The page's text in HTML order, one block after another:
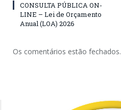
CONSULTA PÚBLICA ON-
LINE – Lei de Orçamento
Anual (LOA) 2026
Os comentários estão fechados.